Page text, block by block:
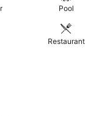
und Originalität zu
Pool
Restaurant